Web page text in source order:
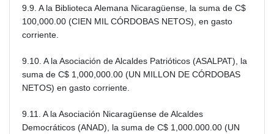
9.9. A la Biblioteca Alemana Nicaragüense, la suma de C$
100,000.00 (CIEN MIL CÓRDOBAS NETOS), en gasto
corriente.
9.10. A la Asociación de Alcaldes Patrióticos (ASALPAT), la
suma de C$ 1,000,000.00 (UN MILLON DE CÓRDOBAS
NETOS) en gasto corriente.
9.11. A la Asociación Nicaragüense de Alcaldes
Democráticos (ANAD), la suma de C$ 1,000.000.00 (UN